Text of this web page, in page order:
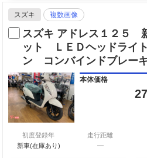
スズキ 複数画像
スズキ アドレス１２５
ット ＬＥＤヘッドライ
ン コンバインドブレー
本体価格
27
初度登録年
新車(在庫あり)
走行距離
―